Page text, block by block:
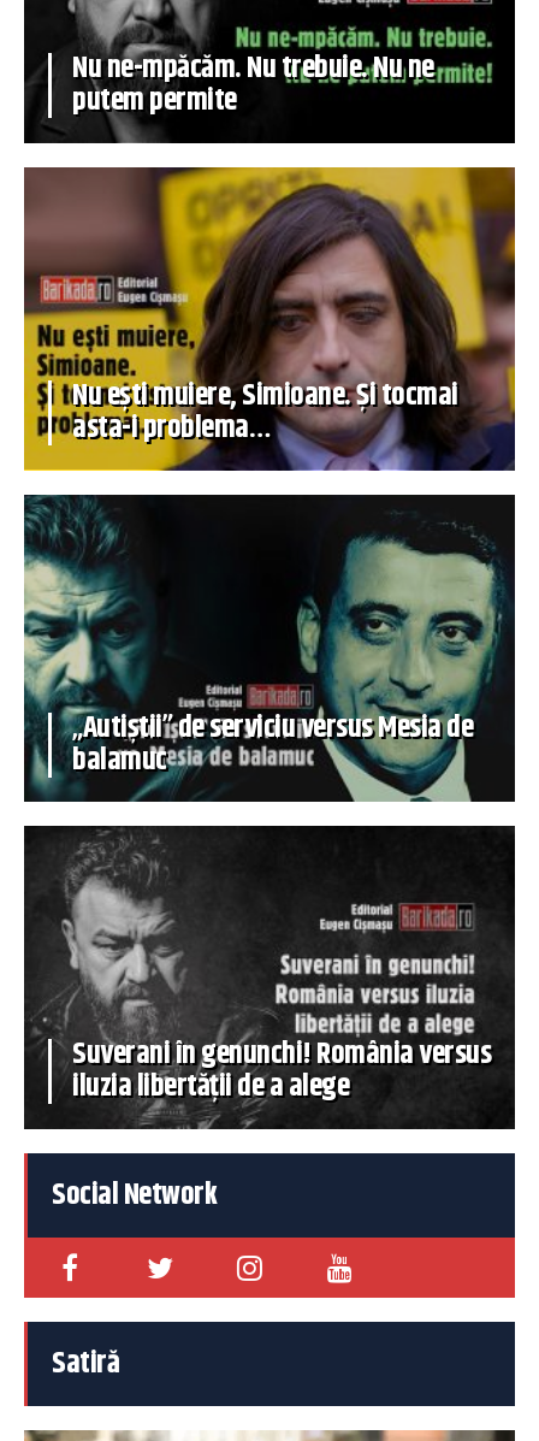
Nu ne-mpăcăm. Nu trebuie. Nu ne
putem permite
Nu ești muiere, Simioane. Și tocmai
asta-i problema…
„Autiștii” de serviciu versus Mesia de
balamuc
Suverani în genunchi! România versus
iluzia libertății de a alege
Social Network
Satiră